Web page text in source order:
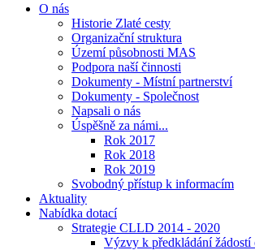
O nás
Historie Zlaté cesty
Organizační struktura
Území působnosti MAS
Podpora naší činnosti
Dokumenty - Místní partnerství
Dokumenty - Společnost
Napsali o nás
Úspěšně za námi...
Rok 2017
Rok 2018
Rok 2019
Svobodný přístup k informacím
Aktuality
Nabídka dotací
Strategie CLLD 2014 - 2020
Výzvy k předkládání žádostí